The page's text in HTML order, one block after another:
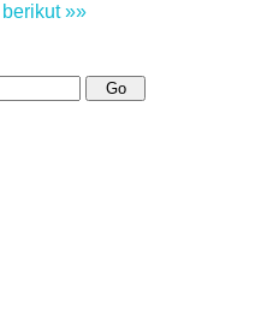
berikut »»